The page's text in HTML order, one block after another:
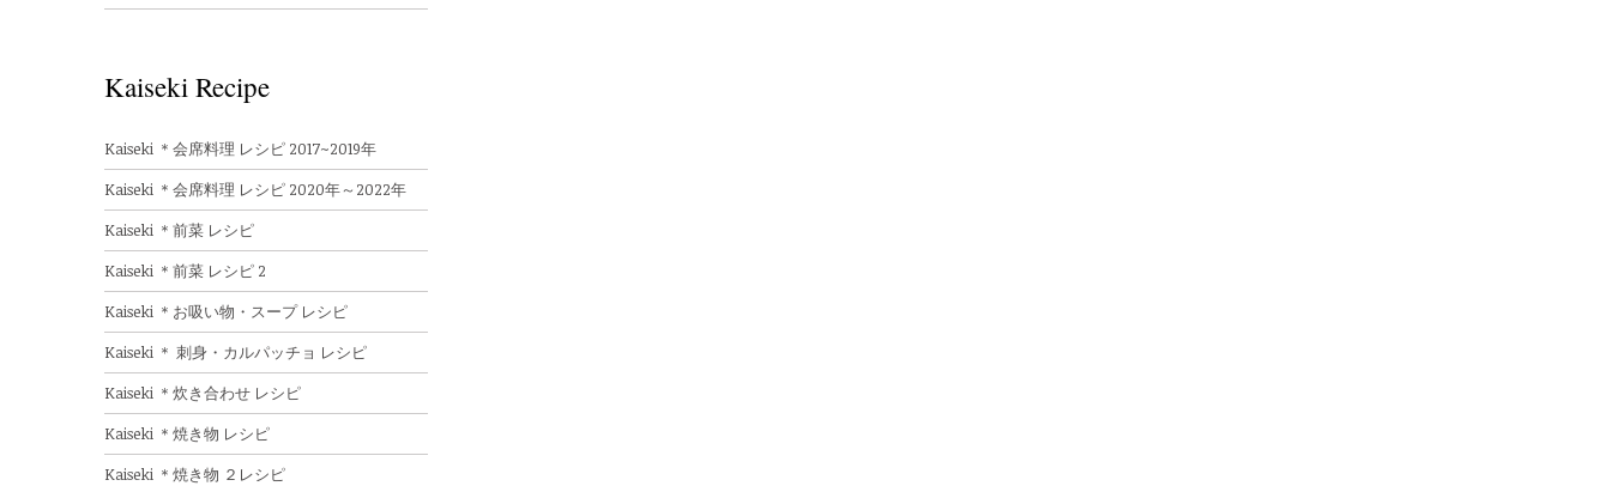
Kaiseki Recipe
Kaiseki ＊会席料理 レシピ 2017~2019年
Kaiseki ＊会席料理 レシピ 2020年～2022年
Kaiseki ＊前菜 レシピ
Kaiseki ＊前菜 レシピ 2
Kaiseki ＊お吸い物・スープ レシピ
Kaiseki ＊ 刺身・カルパッチョ レシピ
Kaiseki ＊炊き合わせ レシピ
Kaiseki ＊焼き物 レシピ
Kaiseki ＊焼き物 ２レシピ